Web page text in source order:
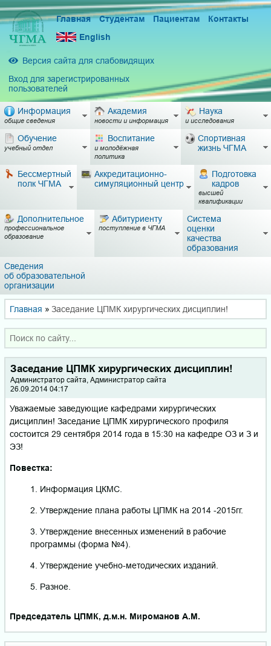
Главная Студентам Пациентам
Контакты
English
Версия сайта для слабовидящих
Вход для зарегистрированных
пользователей
Информация
общие сведения
Академия
новости и информация
Наука
и исследования
Обучение
учебный отдел
Воспитание
и молодёжная
политика
Спортивная
жизнь ЧГМА
Бессмертный
полк ЧГМА
Аккредитационно-
симуляционный центр
Подготовка
кадров
высшей
квалификации
Дополнительное
профессиональное
образование
Абитуриенту
поступление в ЧГМА
Система
оценки
качества
образования
Сведения
об образовательной
организации
Главная » Заседание ЦПМК хирургических дисциплин!
Заседание ЦПМК хирургических дисциплин!
Администратор сайта, Администратор сайта
26.09.2014 04:17
Уважаемые заведующие кафедрами хирургических
дисциплин! Заседание ЦПМК хирургического профиля
состоится 29 сентября 2014 года в 15:30 на кафедре ОЗ и З и
ЭЗ!
Повестка:
1. Информация ЦКМС.
2. Утверждение плана работы ЦПМК на 2014 -2015гг.
3. Утверждение внесенных изменений в рабочие
программы (форма №4).
4. Утверждение учебно-методических изданий.
5. Разное.
Председатель ЦПМК, д.м.н. Мироманов А.М.